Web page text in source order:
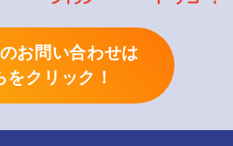
お問い合わせは
をクリック！